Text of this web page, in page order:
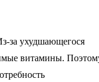
за ухудшающегося
витамины.